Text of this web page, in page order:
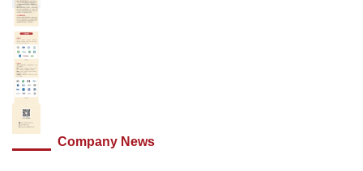
Company News